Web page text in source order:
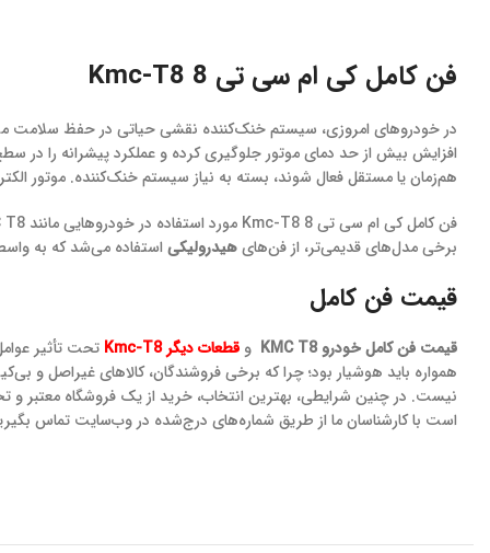
فن کامل کی ام سی تی 8 Kmc-T8
در خودروهای امروزی، سیستم خنک‌کننده نقشی حیاتی در حفظ سلامت
افزایش بیش از حد دمای موتور جلوگیری کرده و عملکرد پیشرانه را در
هم‌زمان یا مستقل فعال شوند، بسته به نیاز سیستم خنک‌کننده. موتور
فن کامل کی ام سی تی 8 Kmc-T8 مورد استفاده در خودروهایی مانند KMC T8 اغلب از نوع
برخی مدل‌های قدیمی‌تر، از فن‌هایهیدرولیکی استفاده می‌شد که به
قیمت فن کامل
قیمت فن کامل خودرو KMC T8 و قطعات دیگر Kmc-T8
تحت تأثیر
همواره باید هوشیار بود؛ چرا که برخی فروشندگان، کالاهای غیراصل و
است با کارشناسان ما از طریق شماره‌های درج‌شده در وب‌سایت تماس